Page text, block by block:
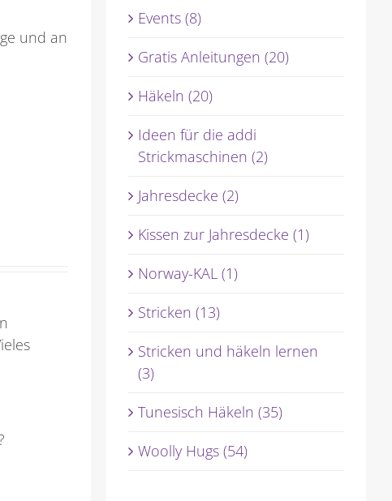
und an
Events (8)
Gratis Anleitungen (20)
Häkeln (20)
Ideen für die addi
Strickmaschinen (2)
Jahresdecke (2)
Kissen zur Jahresdecke (1)
Norway-KAL (1)
Stricken (13)
Stricken und häkeln lernen
(3)
Tunesisch Häkeln (35)
Woolly Hugs (54)